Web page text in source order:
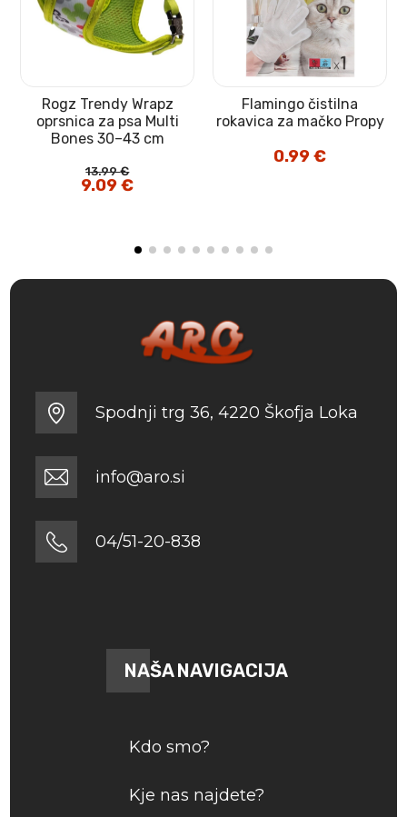
Rogz Trendy Wrapz
oprsnica za psa Multi
Bones 30–43 cm
13.99€
Izvirna
cena
9.09€Trenutna
cena
Flamingo čistilna
rokavica za mačko Propy
0.99€
Spodnji trg 36, 4220 Škofja Loka
info@aro.si
04/51-20-838
NAŠA NAVIGACIJA
Kdo smo?
Kje nas najdete?